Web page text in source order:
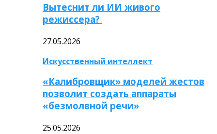
Вытеснит ли ИИ живого
режиссера?
27.05.2026
Искусственный интеллект
«Калибровщик» моделей жестов
позволит создать аппараты
«безмолвной речи»
25.05.2026